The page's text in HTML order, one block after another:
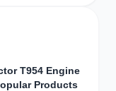
T954 Engine
Products